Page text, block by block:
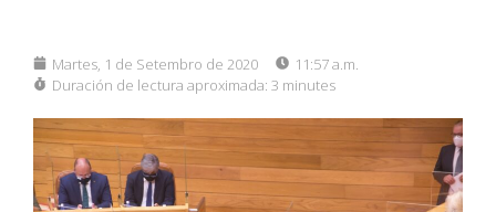
Martes, 1 de Setembro de 2020
11:57 a.m.
Duración de lectura aproximada: 3 minutes